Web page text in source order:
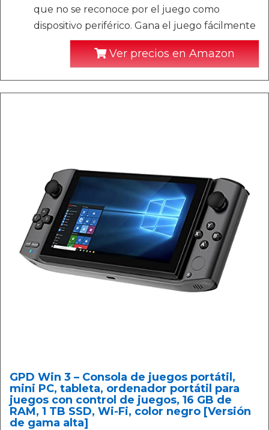
que no se reconoce por el juego como
dispositivo periférico. Gana el juego fácilmente
Ver precios en Amazon
GPD Win 3 – Consola de juegos portátil,
mini PC, tableta, ordenador portátil para
juegos con control de juegos, 16 GB de
RAM, 1 TB SSD, Wi-Fi, color negro [Versión
de gama alta]